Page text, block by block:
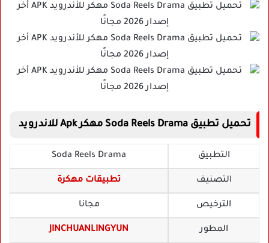
تحميل تطبيق Soda Reels Drama مهكر Apk للاندرويد
التطبيق Soda Reels Drama
التصنيف تطبيقات مهكرة
الترخيص مجانا
المطور JINCHUANLINGYUN